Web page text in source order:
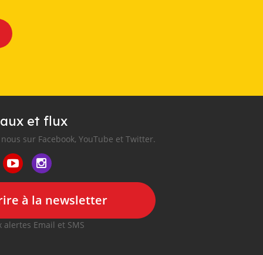
et flux
sur Facebook, YouTube et Twitter.
à la newsletter
alertes Email et SMS